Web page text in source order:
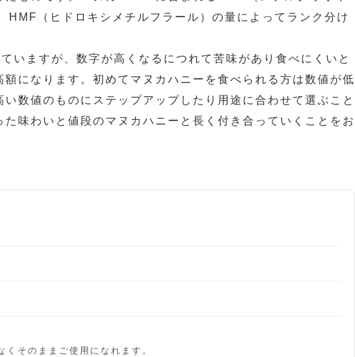
（ヒドロキシメチルフラール）の量によってランク分け
いますが、数字が高くなるにつれて苦味があり食べにくいと
になります。初めてマヌカハニーを食べられる方は数値が低
数値のものにステップアップしたり用途に合わせて選ぶこと
味わいと値段のマヌカハニーと長く付き合っていくことをお
そのままご使用になれます。